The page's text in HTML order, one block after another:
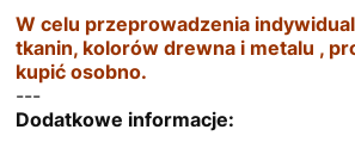
W celu przeprowadzenia
tkanin, kolorów drewna i metalu ,
kupić osobno.
---
Dodatkowe informacje: